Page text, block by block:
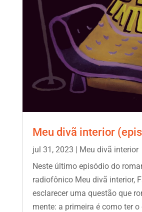
Meu divã interior
jul 31, 2023 | Meu divã interior
Neste último episódio do
radiofônico Meu divã interior,
esclarecer uma questão que
mente: a primeira é como ter